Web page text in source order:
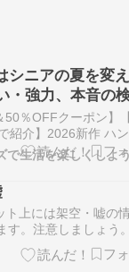
シニアの夏を変
・強力、本音の
50％OFFクーポン】
紹介】2026新作 ハ
ポケット扇風機
機 携帯扇風機 ミニ
策 グッズ 熱中症対策
で生活を楽しくしよ
ト上には架空・嘘の
す。注意しましょう
広告収入の罠に騙さ
かわいそうだから応